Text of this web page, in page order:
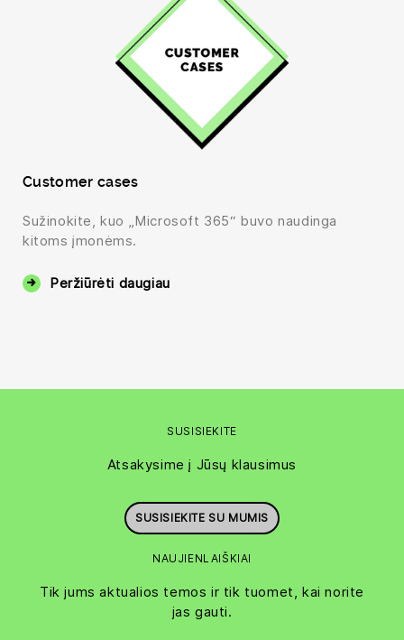
Customer cases
Sužinokite, kuo „Microsoft 365“ buvo naudinga
kitoms įmonėms.
Peržiūrėti daugiau
SUSISIEKITE
Atsakysime į Jūsų klausimus
SUSISIEKITE SU MUMIS
NAUJIENLAIŠKIAI
Tik jums aktualios temos ir tik tuomet, kai norite
jas gauti.